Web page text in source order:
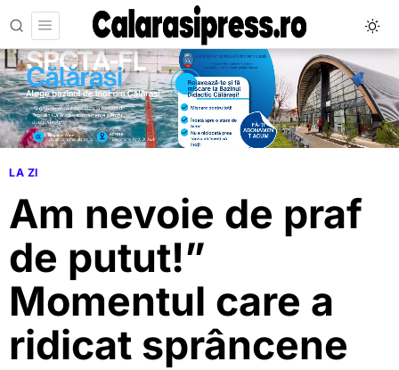
LA ZI
Am nevoie de praf
de putut!”
Momentul care a
ridicat sprâncene